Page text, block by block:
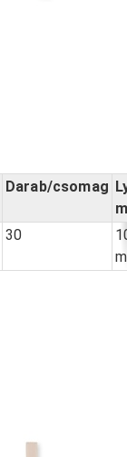
Darab/csomag
30